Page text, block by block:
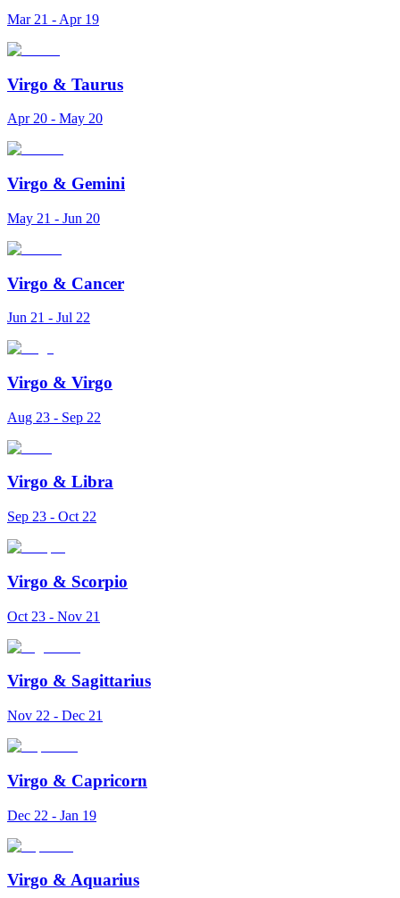
Mar 21 - Apr 19
Virgo & Taurus
Apr 20 - May 20
Virgo & Gemini
May 21 - Jun 20
Virgo & Cancer
Jun 21 - Jul 22
Virgo & Virgo
Aug 23 - Sep 22
Virgo & Libra
Sep 23 - Oct 22
Virgo & Scorpio
Oct 23 - Nov 21
Virgo & Sagittarius
Nov 22 - Dec 21
Virgo & Capricorn
Dec 22 - Jan 19
Virgo & Aquarius